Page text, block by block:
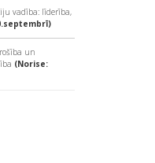
vadība: līderība,
un
(Norise: